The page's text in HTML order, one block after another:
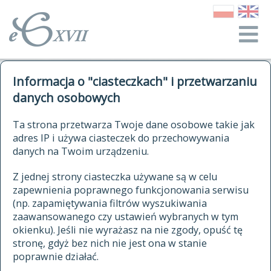
Informacja o "ciasteczkach" i przetwarzaniu
danych osobowych
Ta strona przetwarza Twoje dane osobowe takie jak
adres IP i używa ciasteczek do przechowywania
danych na Twoim urządzeniu.
Z jednej strony ciasteczka używane są w celu
zapewnienia poprawnego funkcjonowania serwisu
(np. zapamiętywania filtrów wyszukiwania
zaawansowanego czy ustawień wybranych w tym
okienku). Jeśli nie wyrażasz na nie zgody, opuść tę
stronę, gdyż bez nich nie jest ona w stanie
poprawnie działać.
autorzy Słownika
historia
publikacje
źródła
autorzy tekstów źródłowych
zasady opracowania
statystyki
najnowsze hasła
ostatnio zmodyfikowane hasła
kwerendy
jak cytować Słownik
ELEKTRONICZNY SŁOWNIK
JĘZYKA POLSKIEGO
XVII I XVIII WIEKU
znajdź hasła
zaczynające się od